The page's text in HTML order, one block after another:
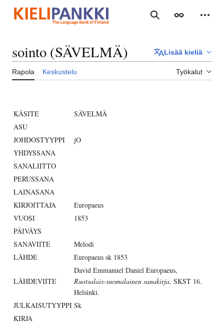
sisältöön
Haku Ulkoasu
sointo (SÄVELMÄ) Lisää kieliä
Rapola Keskustelu Työkalut
KÄSITE
SÄVELMÄ
ASU
JOHDOSTYYPPI
jO
YHDYSSANA
SANALIITTO
PERUSSANA
LAINASANA
KIRJOITTAJA
Europaeus
VUOSI
1853
PÄIVÄYS
SANAVIITE
Melodi
LÄHDE
Europaeus sk 1853
LÄHDEVIITE
David Emmanuel Daniel Europaeus,
Ruotsalais-suomalainen sanakirja. SKST 16.
Helsinki.
JULKAISUTYYPPI Sk
KIRJA